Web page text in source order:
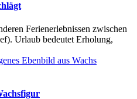
Ferienerlebnissen zwischen
Urlaub bedeutet Erholung,